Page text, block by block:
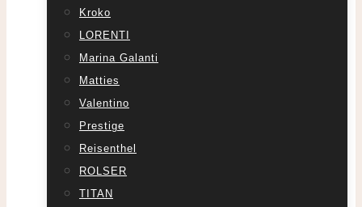
Kroko
LORENTI
Marina Galanti
Matties
Valentino
Prestige
Reisenthel
ROLSER
TITAN